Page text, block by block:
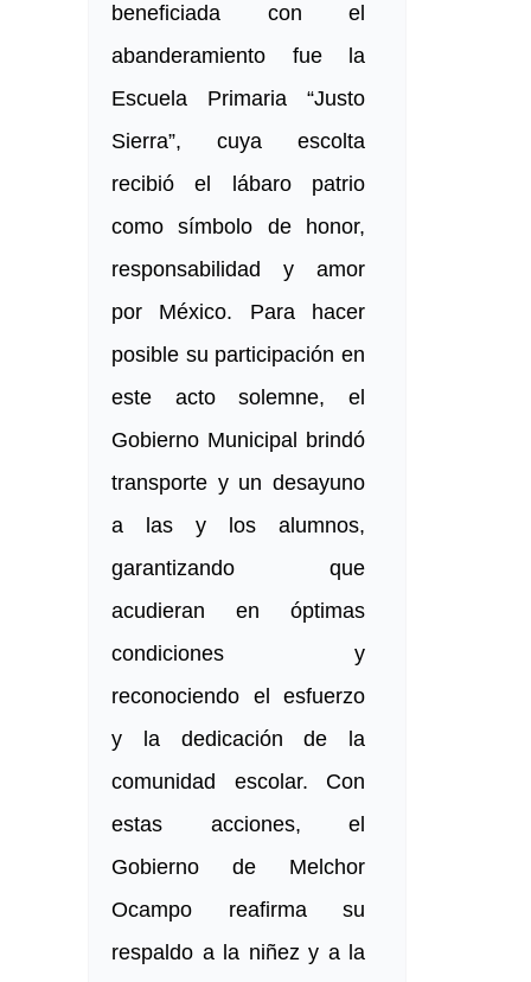
beneficiada con el
abanderamiento fue la
Escuela Primaria “Justo
Sierra”, cuya escolta
recibió el lábaro patrio
como símbolo de honor,
responsabilidad y amor
por México. Para hacer
posible su participación en
este acto solemne, el
Gobierno Municipal brindó
transporte y un desayuno
a las y los alumnos,
garantizando que
acudieran en óptimas
condiciones y
reconociendo el esfuerzo
y la dedicación de la
comunidad escolar. Con
estas acciones, el
Gobierno de Melchor
Ocampo reafirma su
respaldo a la niñez y a la